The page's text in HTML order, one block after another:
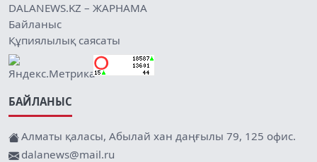
DALANEWS.KZ – ЖАРНАМА
Байланыс
Құпиялылық саясаты
БАЙЛАНЫС
Алматы қаласы, Абылай хан даңғылы 79, 125 офис.
dalanews@mail.ru